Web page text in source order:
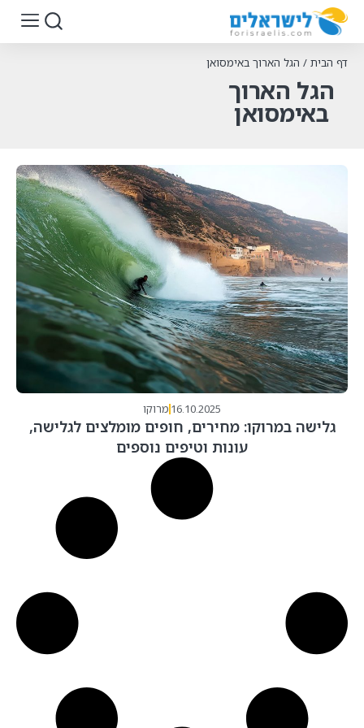
דף הבית / הגל הארוך באימסואן
הגל הארוך
באימסואן
16.10.2025 מרוקו
גלישה במרוקו: מחירים, חופים מומלצים לגלישה,
עונות וטיפים נוספים